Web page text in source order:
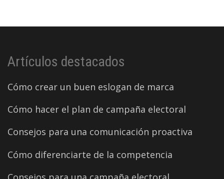
Artículos destacados
Cómo crear un buen eslogan de marca
Cómo hacer el plan de campaña electoral
Consejos para una comunicación proactiva
Cómo diferenciarte de la competencia